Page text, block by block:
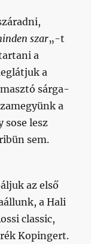
szar„-t
a
a
sárga-
a
sose lesz
sem.
az első
a Hali
classic,
Kopingert.